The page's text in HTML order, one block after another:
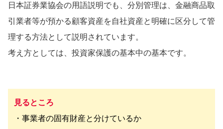
日本証券業協会の用語説明でも、分別管理は、金融商品取
引業者等が預かる顧客資産を自社資産と明確に区分して管
理する方法として説明されています。
考え方としては、投資家保護の基本中の基本です。
見るところ
・事業者の固有財産と分けているか